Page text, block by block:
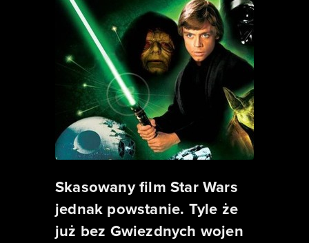
Skasowany film Star Wars
jednak powstanie. Tyle że
już bez Gwiezdnych wojen